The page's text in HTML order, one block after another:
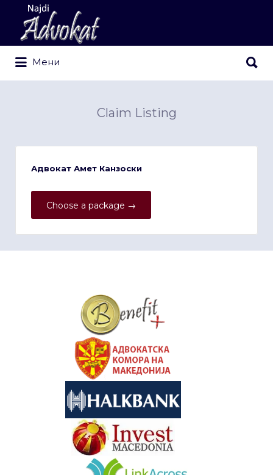
Search
for:
Мени
for:
Claim Listing
Адвокат Амет Канзоски